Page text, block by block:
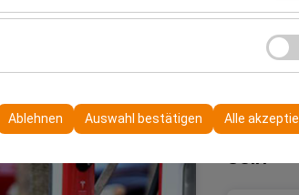
personalisierte Werbung anzuzeigen
Klickrate).
Sprachpräferenzen und andere Konfigurationen
Ablehnen Auswahl bestätigen Alle
Sie
sein